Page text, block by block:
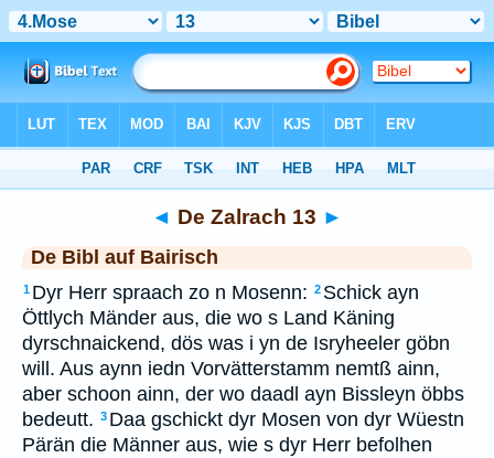
◄ De Zalrach 13 ►
De Bibl auf Bairisch
1 Dyr Herr spraach zo n Mosenn: 2 Schick ayn
Öttlych Mänder aus, die wo s Land Käning
dyrschnaickend, dös was i yn de Isryheeler göbn
will. Aus aynn iedn Vorvätterstamm nemtß ainn,
aber schoon ainn, der wo daadl ayn Bissleyn öbbs
bedeutt. 3 Daa gschickt dyr Mosen von dyr Wüestn
Pärän die Männer aus, wie s dyr Herr befolhen